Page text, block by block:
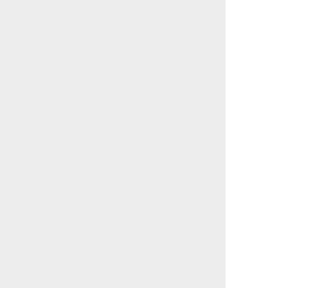
Wert ein oder